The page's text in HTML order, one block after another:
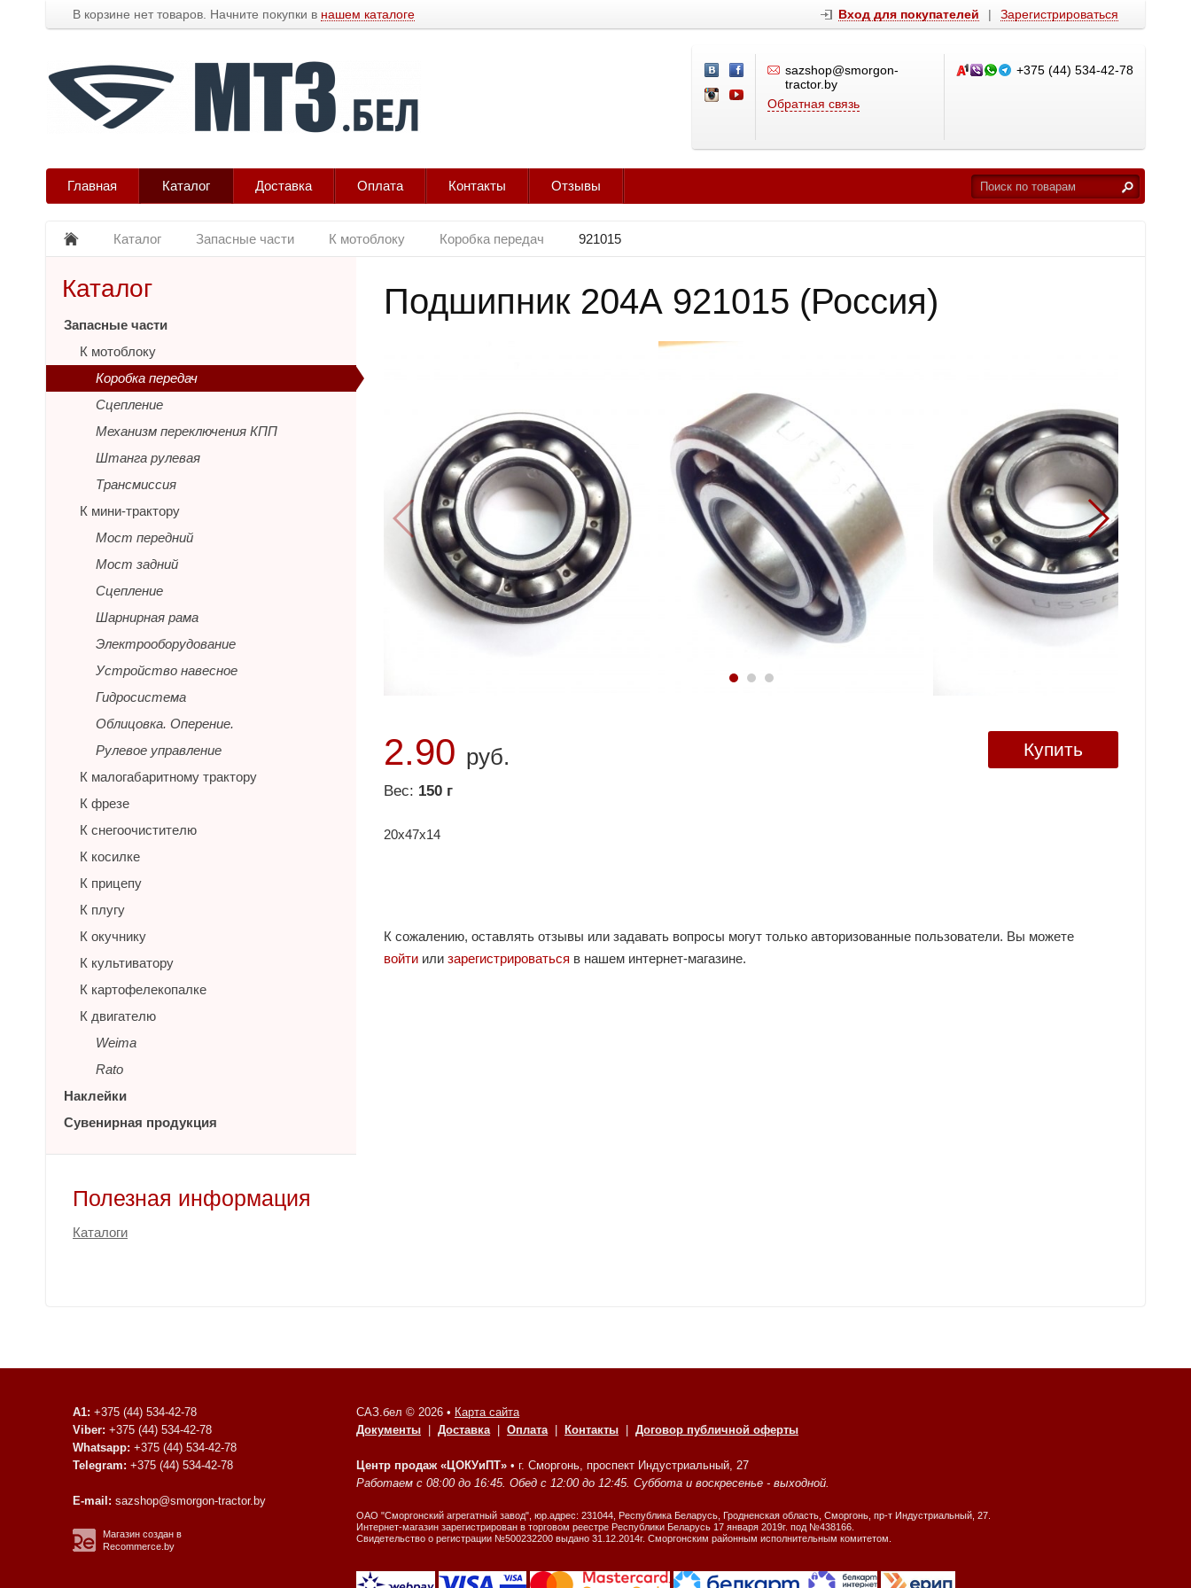
В корзине нет товаров. Начните покупки в нашем каталоге Вход для покупателей | Зарегистрироваться
sazshop@smorgon-
tractor.by
Обратная связь
+375 (44) 534-42-78
Главная Каталог Доставка Оплата Контакты Отзывы
Каталог Запасные части К мотоблоку Коробка передач 921015
Подшипник 204А 921015 (Россия)
2.90 руб.
Вес: 150 г
Купить
20х47х14
К сожалению, оставлять отзывы или задавать вопросы могут только авторизованные пользователи. Вы можете
войти или зарегистрироваться в нашем интернет-магазине.
Каталог
Запасные части
К мотоблоку
Коробка передач
Сцепление
Механизм переключения КПП
Штанга рулевая
Трансмиссия
К мини-трактору
Мост передний
Мост задний
Сцепление
Шарнирная рама
Электрооборудование
Устройство навесное
Гидросистема
Облицовка. Оперение.
Рулевое управление
К малогабаритному трактору
К фрезе
К снегоочистителю
К косилке
К прицепу
К плугу
К окучнику
К культиватору
К картофелекопалке
К двигателю
Weima
Rato
Наклейки
Сувенирная продукция
Полезная информация
Каталоги
A1: +375 (44) 534-42-78
Viber: +375 (44) 534-42-78
Whatsapp: +375 (44) 534-42-78
Telegram: +375 (44) 534-42-78
E-mail: sazshop@smorgon-tractor.by
Магазин создан в
Recommerce.by
САЗ.бел © 2026 • Карта сайта
Документы
Доставка| Оплата| Контакты Договор публичной оферты
Центр продаж «ЦОКУиПТ» • г. Сморгонь, проспект Индустриальный, 27
Работаем с 08:00 до 16:45. Обед с 12:00 до 12:45. Суббота и воскресенье - выходной.
ОАО "Сморгонский агрегатный завод", юр.адрес: 231044, Республика Беларусь, Гродненская область, Сморгонь, пр-т Индустриальный, 27.
Интернет-магазин зарегистрирован в торговом реестре Республики Беларусь 17 января 2019г. под №438166.
Свидетельство о регистрации №500232200 выдано 31.12.2014г. Сморгонским районным исполнительным комитетом.